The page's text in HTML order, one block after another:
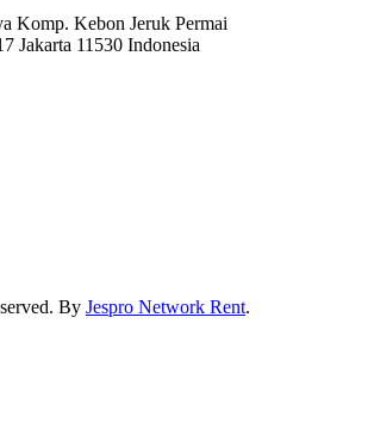
Komp. Kebon Jeruk Permai
Jakarta 11530 Indonesia
By Jespro Network Rent.